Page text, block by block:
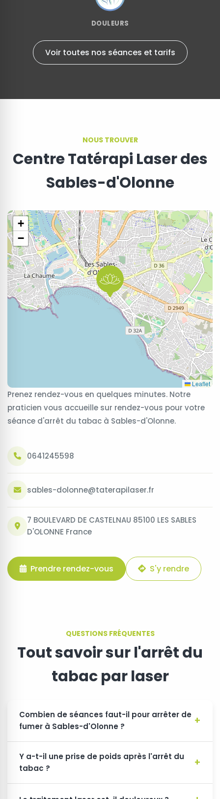
DOULEURS
Voir toutes nos séances et tarifs
NOUS TROUVER
Centre Tatérapi Laser des
Sables-d'Olonne
+
−
Leaflet
Prenez rendez-vous en quelques minutes. Notre
praticien vous accueille sur rendez-vous pour votre
séance d'arrêt du tabac à Sables-d'Olonne.
0641245598
sables-dolonne@taterapilaser.fr
7 BOULEVARD DE CASTELNAU 85100 LES SABLES
D'OLONNE France
Prendre rendez-vous S'y rendre
QUESTIONS FRÉQUENTES
Tout savoir sur l'arrêt du
tabac par laser
Combien de séances faut-il pour arrêter de
fumer à Sables-d'Olonne ?
Y a-t-il une prise de poids après l'arrêt du
tabac ?